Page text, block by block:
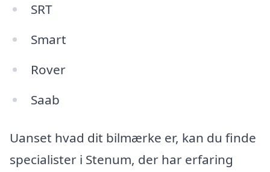
SRT
Smart
Rover
Saab
Uanset hvad dit bilmærke er, kan du finde
specialister i Stenum, der har erfaring